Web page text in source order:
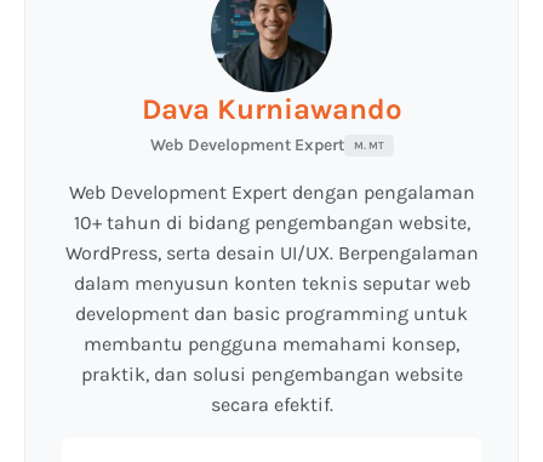
Dava Kurniawando
Web Development Expert M. MT
Web Development Expert dengan pengalaman
10+ tahun di bidang pengembangan website,
WordPress, serta desain UI/UX. Berpengalaman
dalam menyusun konten teknis seputar web
development dan basic programming untuk
membantu pengguna memahami konsep,
praktik, dan solusi pengembangan website
secara efektif.